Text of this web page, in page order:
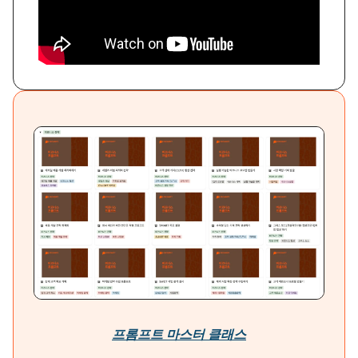
프롬프트 마스터 클래스